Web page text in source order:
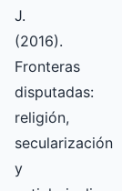
J.
(2016).
Fronteras
disputadas:
religión,
secularización
y